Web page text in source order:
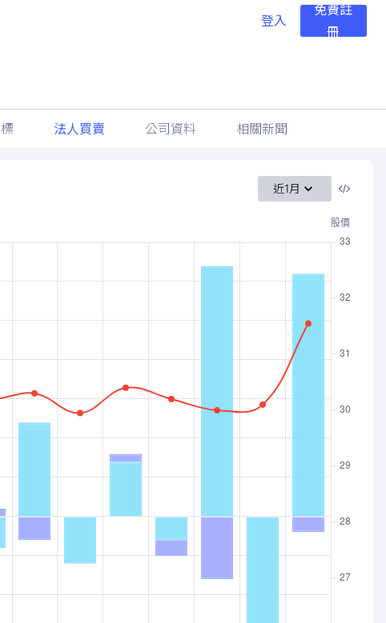
登入
免費註
冊
法人買賣 公司資料 相關新聞
近1月